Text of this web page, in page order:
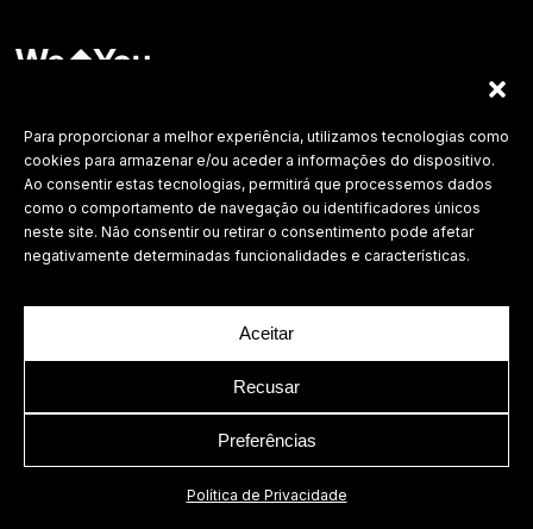
Para proporcionar a melhor experiência, utilizamos tecnologias como
cookies para armazenar e/ou aceder a informações do dispositivo.
Ao consentir estas tecnologias, permitirá que processemos dados
como o comportamento de navegação ou identificadores únicos
neste site. Não consentir ou retirar o consentimento pode afetar
negativamente determinadas funcionalidades e características.
Aceitar
Recusar
Preferências
Política de Privacidade
©2026 Todos os direitos reservados.
Política de Privacidade